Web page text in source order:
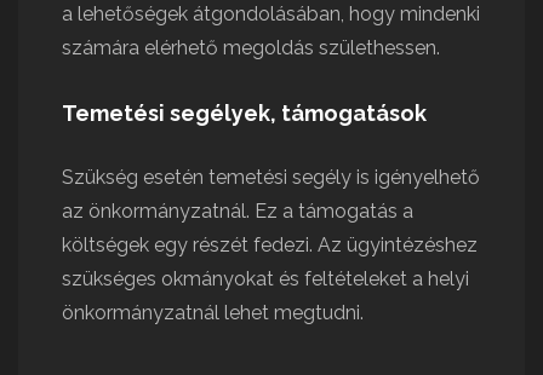
a lehetőségek átgondolásában, hogy mindenki
számára elérhető megoldás születhessen.
Temetési segélyek, támogatások
Szükség esetén temetési segély is igényelhető
az önkormányzatnál. Ez a támogatás a
költségek egy részét fedezi. Az ügyintézéshez
szükséges okmányokat és feltételeket a helyi
önkormányzatnál lehet megtudni.